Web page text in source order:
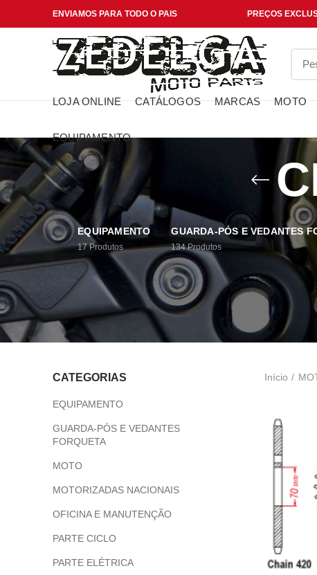
ENVIAMOS PARA TODO O PAIS PREÇOS
LOJA ONLINE CATÁLOGOS MARCAS MOTO
EQUIPAMENTO
EQUIPAMENTO
17 Produtos
GUARDA-PÓS E VEDANTES
134 Produtos
CATEGORIAS
EQUIPAMENTO
GUARDA-PÓS E VEDANTES
FORQUETA
MOTO
MOTORIZADAS NACIONAIS
OFICINA E MANUTENÇÃO
PARTE CICLO
PARTE ELÉTRICA
Início